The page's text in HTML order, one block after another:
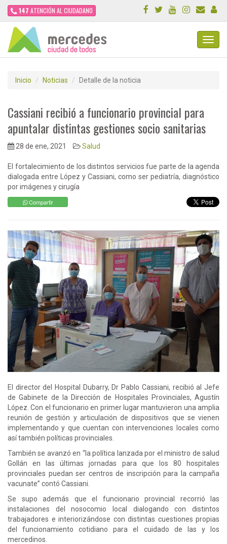
147 ATENCIÓN AL CIUDADANO
Inicio Noticias Detalle de la noticia
Cassiani recibió a funcionario provincial para
apuntalar distintas gestiones socio sanitarias
28 de ene, 2021 Salud
El fortalecimiento de los distintos servicios fue parte de la agenda
dialogada entre López y Cassiani, como ser pediatría, diagnóstico
por imágenes y cirugía
Compartir
El director del Hospital Dubarry, Dr Pablo Cassiani, recibió al Jefe
de Gabinete de la Dirección de Hospitales Provinciales, Agustín
López. Con el funcionario en primer lugar mantuvieron una amplia
reunión de gestión y articulación de dispositivos que se vienen
implementando y que cuentan con intervenciones locales como
así también políticas provinciales.
También se avanzó en “la política lanzada por el ministro de salud
Gollán en las últimas jornadas para que los 80 hospitales
provinciales puedan ser centros de inscripción para la campaña
vacunate” contó Cassiani.
Se supo además que el funcionario provincial recorrió las
instalaciones del nosocomio local dialogando con distintos
trabajadores e interiorizándose con distintas cuestiones propias
del funcionamiento cotidiano para el cuidado de las y los
mercedinos.